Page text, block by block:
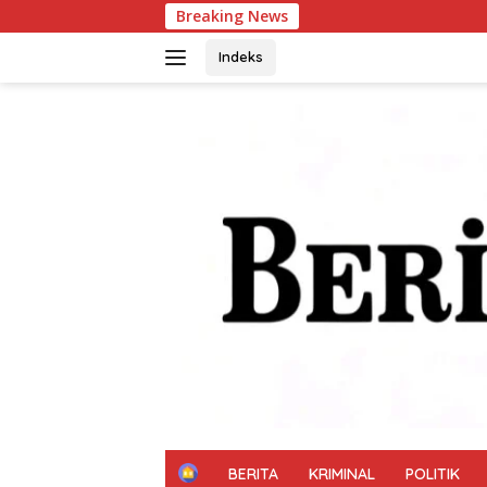
ke
Breaking News
Indeks
H
BERITA KRIMINAL POLITIK